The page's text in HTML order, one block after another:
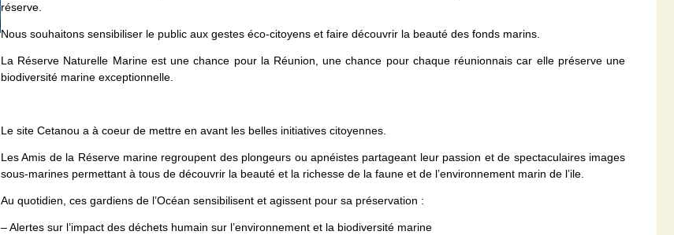
réserve.
Nous souhaitons sensibiliser le public aux gestes éco-citoyens et faire découvrir la beauté des fonds marins.
La Réserve Naturelle Marine est une chance pour la Réunion, une chance pour chaque réunionnais car elle préserve une
biodiversité marine exceptionnelle.
Le site Cetanou a à coeur de mettre en avant les belles initiatives citoyennes.
Les Amis de la Réserve marine regroupent des plongeurs ou apnéistes partageant leur passion et de spectaculaires images
sous-marines permettant à tous de découvrir la beauté et la richesse de la faune et de l’environnement marin de l’ile.
Au quotidien, ces gardiens de l’Océan sensibilisent et agissent pour sa préservation :
– Alertes sur l’impact des déchets humain sur l’environnement et la biodiversité marine